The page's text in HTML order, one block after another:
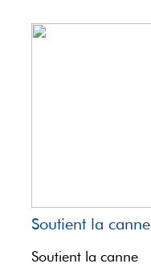
Soutient la canne
Soutient la canne